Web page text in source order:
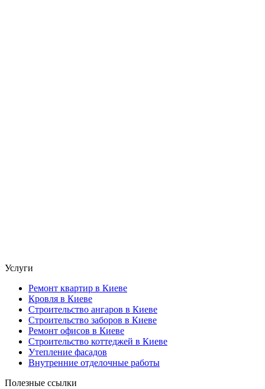
Услуги
Ремонт квартир в Киеве
Кровля в Киеве
Строительство ангаров в Киеве
Строительство заборов в Киеве
Ремонт офисов в Киеве
Строительство коттеджей в Киеве
Утепление фасадов
Внутренние отделочные работы
Полезные ссылки